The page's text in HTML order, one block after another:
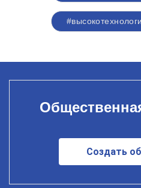
Создать